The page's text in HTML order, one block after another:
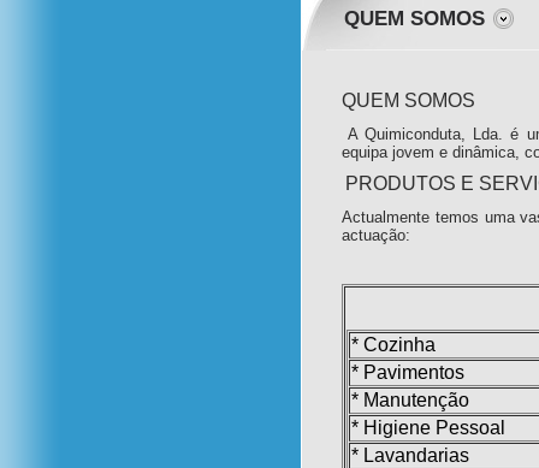
QUEM SOMOS
QUEM SOMOS
A Quimiconduta, Lda. é
equipa jovem e dinâmica,
PRODUTOS E
Actualmente temos uma
actuação:
* Cozinha
* Pavimentos
* Manutenção
* Higiene Pessoal
* Lavandarias